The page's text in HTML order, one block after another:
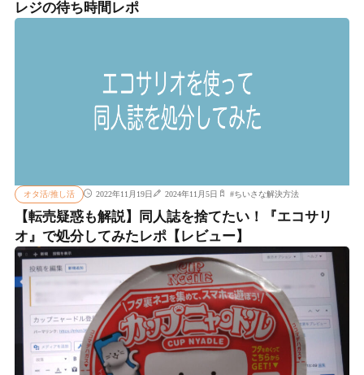
レジの待ち時間レポ
オタ活/推し活 2022年11月19日 2024年11月5日 #ちいさな解決方法
【転売疑惑も解説】同人誌を捨てたい！『エコサリ
オ』で処分してみたレポ【レビュー】